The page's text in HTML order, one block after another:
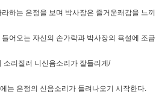
하는 은정을 보며 박사장은 즐거운쾌감을 느
들어오는 자신의 손가락과 박사장의 욕설에 조
소리질러 니신음소리가 잘들리게/
는 은정의 신음소리가 들려나오기 시작한다.